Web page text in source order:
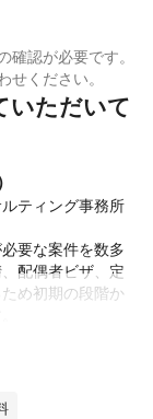
認が必要です。
ください。
いただいて
ティング事務所
要な案件を数多
配偶者ビザ、定
め初期の段階か
種の証明書は、
しております。